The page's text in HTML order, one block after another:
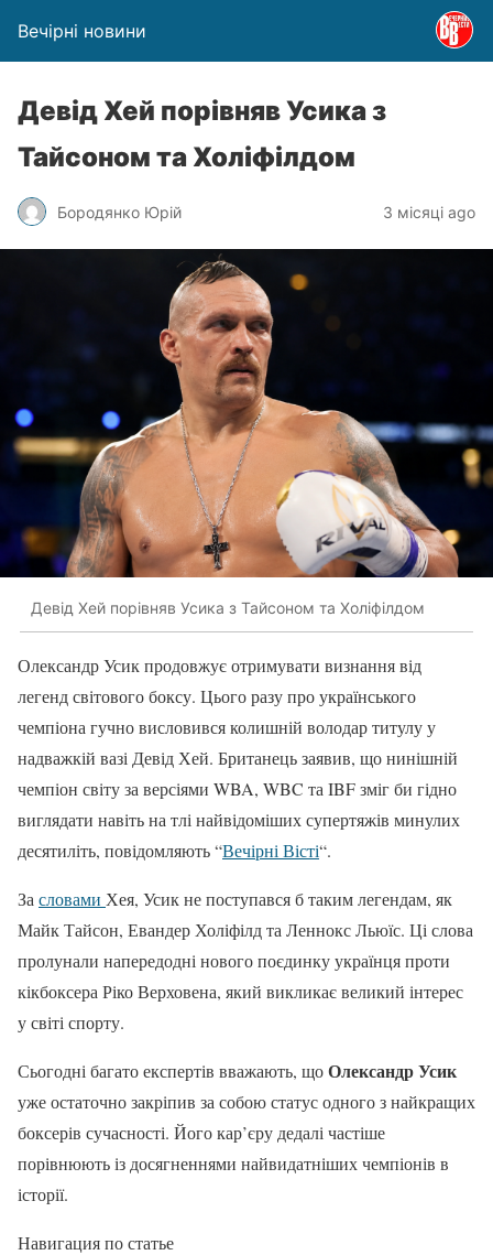
Вечірні новини
Девід Хей порівняв Усика з
Тайсоном та Холіфілдом
Бородянко Юрій 3 місяці ago
Девід Хей порівняв Усика з Тайсоном та Холіфілдом
Олександр Усик продовжує отримувати визнання від
легенд світового боксу. Цього разу про українського
чемпіона гучно висловився колишній володар титулу у
надважкій вазі Девід Хей. Британець заявив, що нинішній
чемпіон світу за версіями WBA, WBC та IBF зміг би гідно
виглядати навіть на тлі найвідоміших супертяжів минулих
десятиліть, повідомляють “Вечірні Вісті“.
За словами Хея, Усик не поступався б таким легендам, як
Майк Тайсон, Евандер Холіфілд та Леннокс Льюїс. Ці слова
пролунали напередодні нового поєдинку українця проти
кікбоксера Ріко Верховена, який викликає великий інтерес
у світі спорту.
Сьогодні багато експертів вважають, щоОлександр Усик
уже остаточно закріпив за собою статус одного з найкращих
боксерів сучасності. Його кар’єру дедалі частіше
порівнюють із досягненнями найвидатніших чемпіонів в
історії.
Навигация по статье